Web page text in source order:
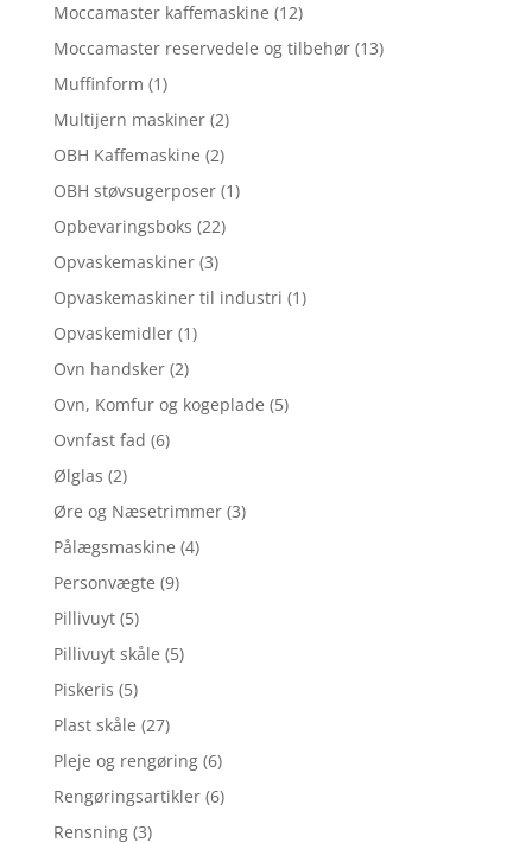
Moccamaster kaffemaskine (12)
Moccamaster reservedele og tilbehør (13)
Muffinform (1)
Multijern maskiner (2)
OBH Kaffemaskine (2)
OBH støvsugerposer (1)
Opbevaringsboks (22)
Opvaskemaskiner (3)
Opvaskemaskiner til industri (1)
Opvaskemidler (1)
Ovn handsker (2)
Ovn, Komfur og kogeplade (5)
Ovnfast fad (6)
Ølglas (2)
Øre og Næsetrimmer (3)
Pålægsmaskine (4)
Personvægte (9)
Pillivuyt (5)
Pillivuyt skåle (5)
Piskeris (5)
Plast skåle (27)
Pleje og rengøring (6)
Rengøringsartikler (6)
Rensning (3)